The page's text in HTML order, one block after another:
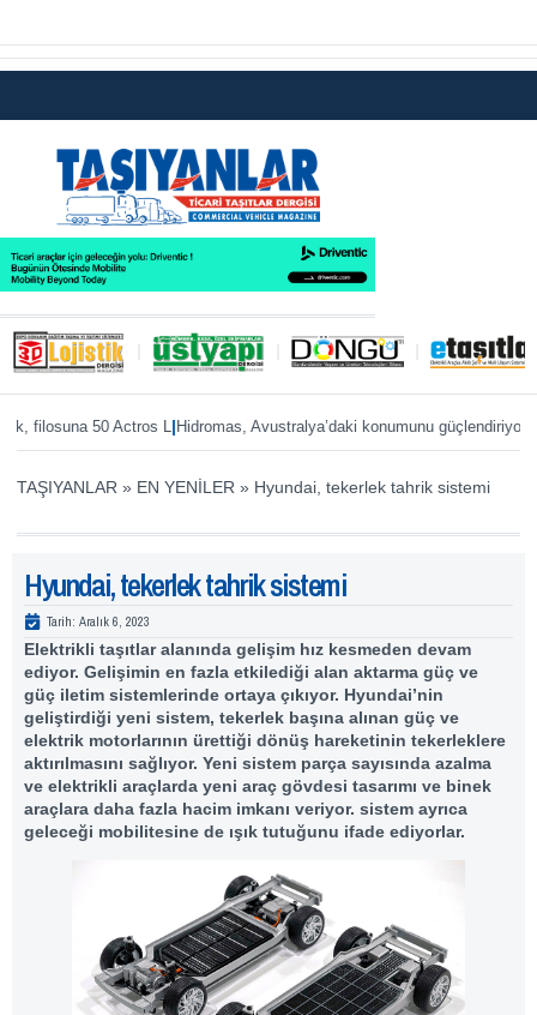
50 Actros L|Hidromas, Avustralya’daki konumunu güçlendiriyor|Enver
TAŞIYANLAR » EN YENİLER » Hyundai, tekerlek tahrik sistemi
Hyundai, tekerlek tahrik sistemi
Tarih: Aralık 6, 2023
Elektrikli taşıtlar alanında gelişim hız kesmeden devam
ediyor. Gelişimin en fazla etkilediği alan aktarma güç ve
güç iletim sistemlerinde ortaya çıkıyor. Hyundai’nin
geliştirdiği yeni sistem, tekerlek başına alınan güç ve
elektrik motorlarının ürettiği dönüş hareketinin tekerleklere
aktırılmasını sağlıyor. Yeni sistem parça sayısında azalma
ve elektrikli araçlarda yeni araç gövdesi tasarımı ve binek
araçlara daha fazla hacim imkanı veriyor. sistem ayrıca
geleceği mobilitesine de ışık tutuğunu ifade ediyorlar.